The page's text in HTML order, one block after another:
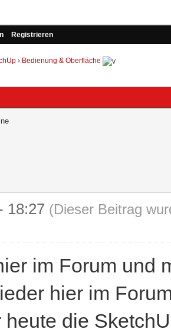
Registrieren
› Bedienung & Oberfläche
18:27 (Dieser Beitrag
im Forum und
hier im
heute die